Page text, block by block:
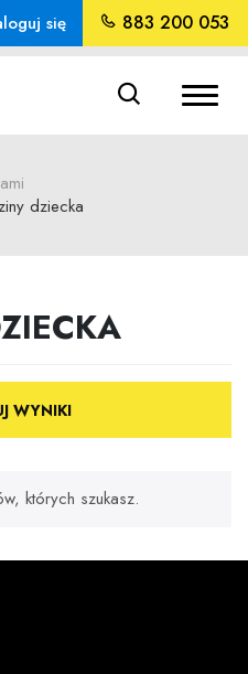
883 200 053
się
dziecka
WYNIKI
których szukasz.